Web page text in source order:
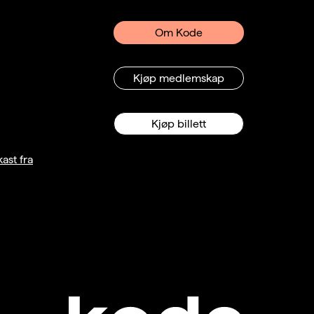
fra
Om Kode
Kjøp medlemskap
Kjøp billett